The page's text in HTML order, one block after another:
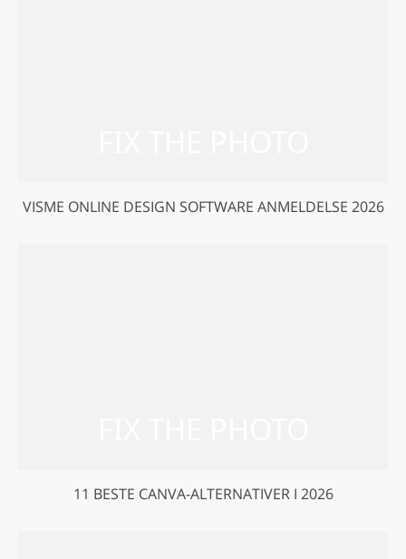
VISME ONLINE DESIGN SOFTWARE ANMELDELSE 2026
11 BESTE CANVA-ALTERNATIVER I 2026